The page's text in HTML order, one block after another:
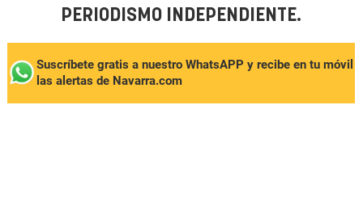
PERIODISMO INDEPENDIENTE.
Suscríbete gratis a nuestro WhatsAPP y recibe en tu móvil
las alertas de Navarra.com